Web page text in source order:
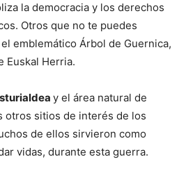
la democracia y los derechos
Otros que no te puedes
emblemático Árbol de Guernica,
Euskal Herria.
y el área natural de
otros sitios de interés de los
de ellos sirvieron como
vidas, durante esta guerra.